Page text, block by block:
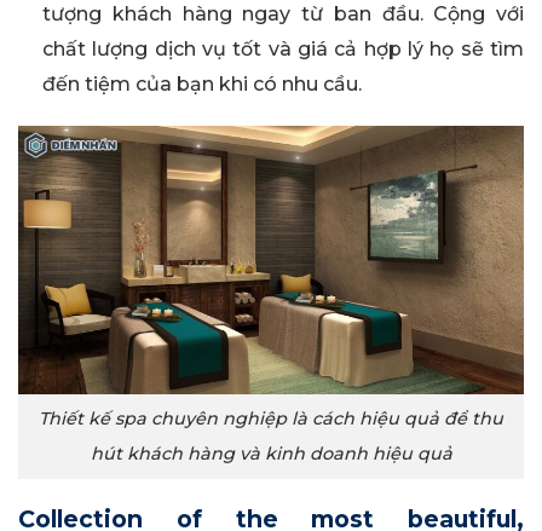
tượng khách hàng ngay từ ban đầu. Cộng với
chất lượng dịch vụ tốt và giá cả hợp lý họ sẽ tìm
đến tiệm của bạn khi có nhu cầu.
Thiết kế spa chuyên nghiệp là cách hiệu quả để thu
hút khách hàng và kinh doanh hiệu quả
Collection of the most beautiful,